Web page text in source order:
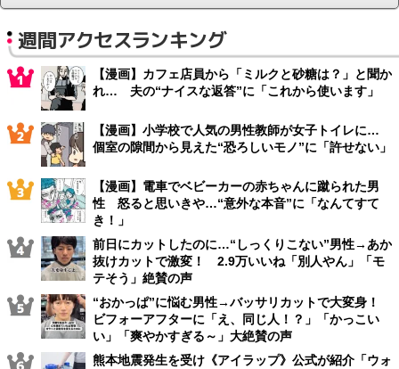
週間アクセスランキング
【漫画】カフェ店員から「ミルクと砂糖は？」と聞か
れ… 夫の“ナイスな返答”に「これから使います」
【漫画】小学校で人気の男性教師が女子トイレに…
個室の隙間から見えた“恐ろしいモノ”に「許せない」
【漫画】電車でベビーカーの赤ちゃんに蹴られた男
性 怒ると思いきや…“意外な本音”に「なんてすて
き！」
前日にカットしたのに…“しっくりこない”男性→あか
抜けカットで激変！ 2.9万いいね「別人やん」「モ
テそう」絶賛の声
“おかっぱ”に悩む男性→バッサリカットで大変身！
ビフォーアフターに「え、同じ人！？」「かっこい
い」「爽やかすぎる～」大絶賛の声
熊本地震発生を受け《アイラップ》公式が紹介「ウォ